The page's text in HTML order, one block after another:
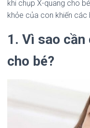
khi chụp X-quang cho
khỏe của con khiến các
1. Vì sao cần
cho bé?